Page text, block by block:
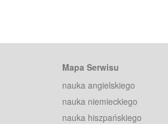
Mapa Serwisu
nauka angielskiego
nauka niemieckiego
nauka hiszpańskiego